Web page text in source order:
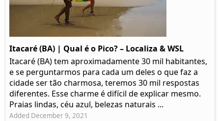
Itacaré (BA) | Qual é o Pico? – Localiza & WSL​​
Itacaré (BA) tem aproximadamente 30 mil habitantes,
e se perguntarmos para cada um deles o que faz a
cidade ser tão charmosa, teremos 30 mil respostas
diferentes. Esse charme é difícil de explicar mesmo.
Praias lindas, céu azul, belezas naturais ...
Added December 9, 2021